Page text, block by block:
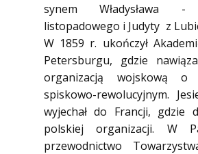
synem Władysława -
listopadowego i Judyty z
W 1859 r. ukończył
Petersburgu, gdzie
organizacją wojskową o
spiskowo-rewolucyjnym.
wyjechał do Francji, gdzie
polskiej organizacji. W
przewodnictwo